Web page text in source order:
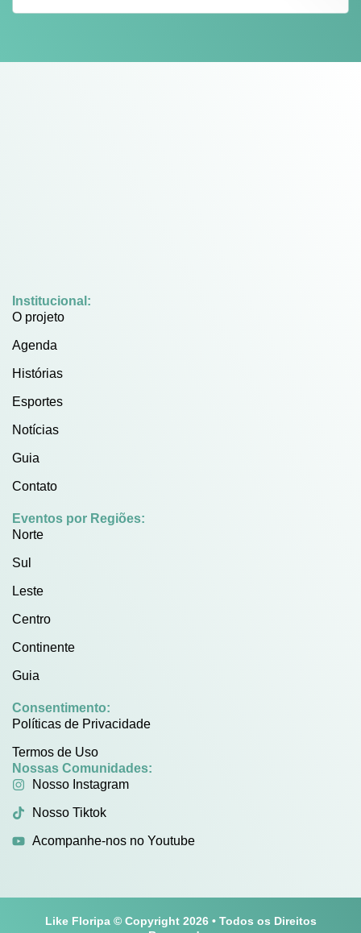
Institucional:
O projeto
Agenda
Histórias
Esportes
Notícias
Guia
Contato
Eventos por Regiões:
Norte
Sul
Leste
Centro
Continente
Guia
Consentimento:
Políticas de Privacidade
Termos de Uso
Nossas Comunidades:
Nosso Instagram
Nosso Tiktok
Acompanhe-nos no Youtube
Like Floripa © Copyright 2026 • Todos os Direitos